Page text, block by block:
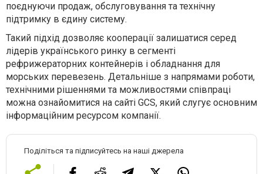
поєднуючи продаж, обслуговування та технічну
підтримку в єдину систему.
Такий підхід дозволяє кооперації залишатися серед
лідерів українського ринку в сегменті
рефрижераторних контейнерів і обладнання для
морських перевезень. Детальніше з напрямами роботи,
технічними рішеннями та можливостями співпраці
можна ознайомитися на сайті GCS, який слугує основним
інформаційним ресурсом компанії.
Поділіться та підписуйтесь на наші джерела